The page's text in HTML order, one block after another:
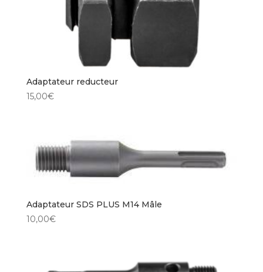
Adaptateur reducteur
15,00€
Adaptateur SDS PLUS M14 Mâle
10,00€